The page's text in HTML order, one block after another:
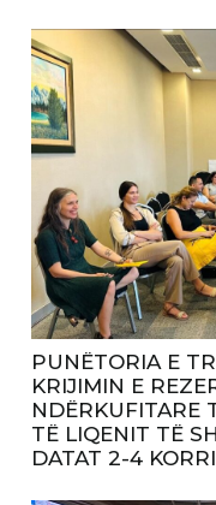
PUNËTORIA E
KRIJIMIN E
NDËRKUFITARE
TË LIQENIT TË
DATAT 2-4